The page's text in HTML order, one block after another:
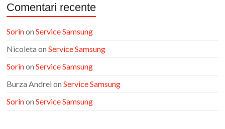
Comentari recente
SorinonService Samsung
Nicoleta onService Samsung
SorinonService Samsung
Burza Andrei onService Samsung
SorinonService Samsung